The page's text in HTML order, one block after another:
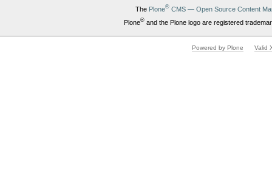
The Plone®CMS — Open Source Content
Plone®and the Plone logo are registered
Powered by Plone Valid